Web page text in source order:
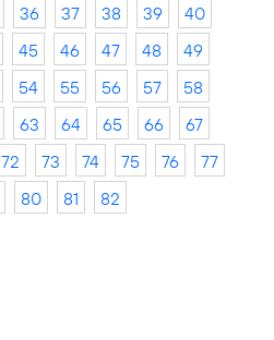
36 37 38 39
40
45 46 47 48
49
54 55 56 57
58
63 64 65 66
67
72 73 74 75 76
77
80 81 82